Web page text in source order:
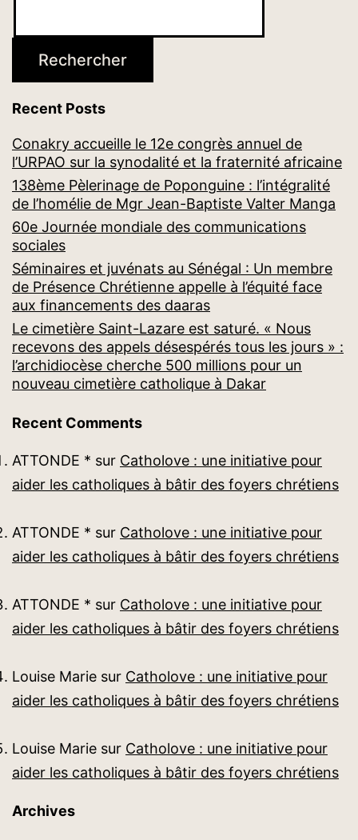
Rechercher
Recent Posts
Conakry accueille le 12e congrès annuel de
l’URPAO sur la synodalité et la fraternité africaine
138ème Pèlerinage de Poponguine : l’intégralité
de l’homélie de Mgr Jean-Baptiste Valter Manga
60e Journée mondiale des communications
sociales
Séminaires et juvénats au Sénégal : Un membre
de Présence Chrétienne appelle à l’équité face
aux financements des daaras
Le cimetière Saint-Lazare est saturé. « Nous
recevons des appels désespérés tous les jours » :
l’archidiocèse cherche 500 millions pour un
nouveau cimetière catholique à Dakar
Recent Comments
ATTONDE * sur Catholove : une initiative pour
aider les catholiques à bâtir des foyers chrétiens
ATTONDE * sur Catholove : une initiative pour
aider les catholiques à bâtir des foyers chrétiens
ATTONDE * sur Catholove : une initiative pour
aider les catholiques à bâtir des foyers chrétiens
Louise Marie sur Catholove : une initiative pour
aider les catholiques à bâtir des foyers chrétiens
Louise Marie sur Catholove : une initiative pour
aider les catholiques à bâtir des foyers chrétiens
Archives